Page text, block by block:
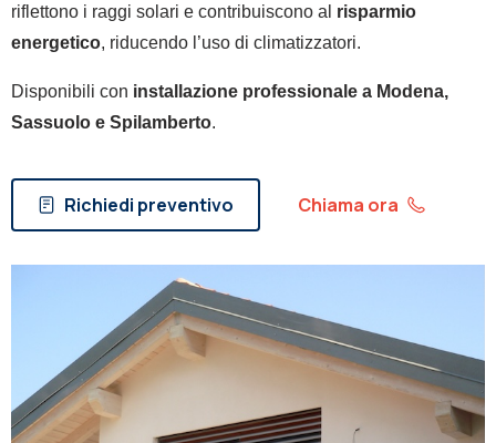
riflettono i raggi solari e contribuiscono al risparmio
energetico, riducendo l’uso di climatizzatori.
Disponibili con installazione professionale a Modena,
Sassuolo e Spilamberto.
Richiedi preventivo Chiama ora